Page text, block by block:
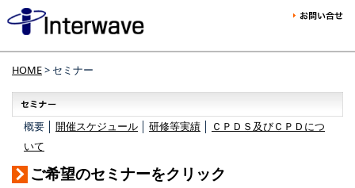
HOME> セミナー
概要 │ 開催スケジュール 研修等実績
ＣＰＤＳ及びＣＰＤにつ
いて
ご希望のセミナーをクリック